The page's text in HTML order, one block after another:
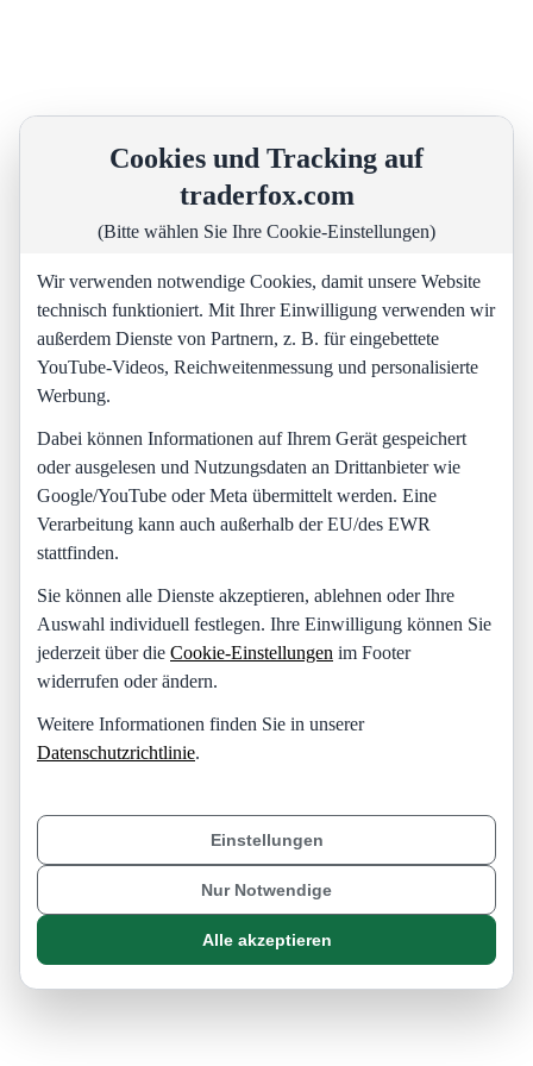
Cookies und Tracking auf
traderfox.com
(Bitte wählen Sie Ihre Cookie-Einstellungen)
Wir verwenden notwendige Cookies, damit unsere Website
technisch funktioniert. Mit Ihrer Einwilligung verwenden wir
außerdem Dienste von Partnern, z. B. für eingebettete
YouTube-Videos, Reichweitenmessung und personalisierte
Werbung.
Dabei können Informationen auf Ihrem Gerät gespeichert
oder ausgelesen und Nutzungsdaten an Drittanbieter wie
Google/YouTube oder Meta übermittelt werden. Eine
Verarbeitung kann auch außerhalb der EU/des EWR
stattfinden.
Sie können alle Dienste akzeptieren, ablehnen oder Ihre
Auswahl individuell festlegen. Ihre Einwilligung können Sie
jederzeit über die Cookie-Einstellungen im Footer
widerrufen oder ändern.
Weitere Informationen finden Sie in unserer
Datenschutzrichtlinie.
Einstellungen
Nur Notwendige
Alle akzeptieren